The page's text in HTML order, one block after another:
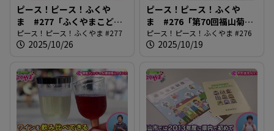
ピース！ピース！ふくや
ま #277「ふくやまこども
フェスティバル2025」
ピース！ピース！ふくやま #277
2025/10/26
ピース！ピース！ふくや
ま #276「第70回福山菊花
展覧会」
ピース！ピース！ふくやま #276
2025/10/19